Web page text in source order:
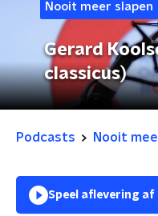
Nooit meer slapen
Gerard
classicus)
Podcasts Nooit
Speel aflevering af